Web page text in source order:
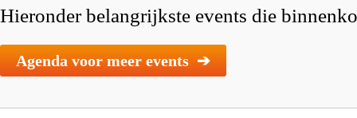
Hieronder belangrijkste events die
Agenda voor meer events ➔